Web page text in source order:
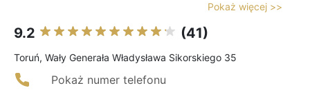
Pokaż więcej >>
9.2 (41)
Toruń, Wały Generała Władysława Sikorskiego 35
Pokaż numer telefonu